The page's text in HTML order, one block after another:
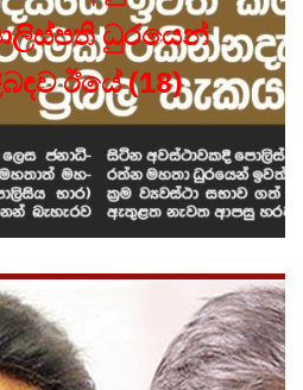
ධුරයෙන්
ඊයේ (18)